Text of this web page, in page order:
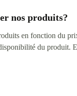
nos produits?
en fonction du
du produit.